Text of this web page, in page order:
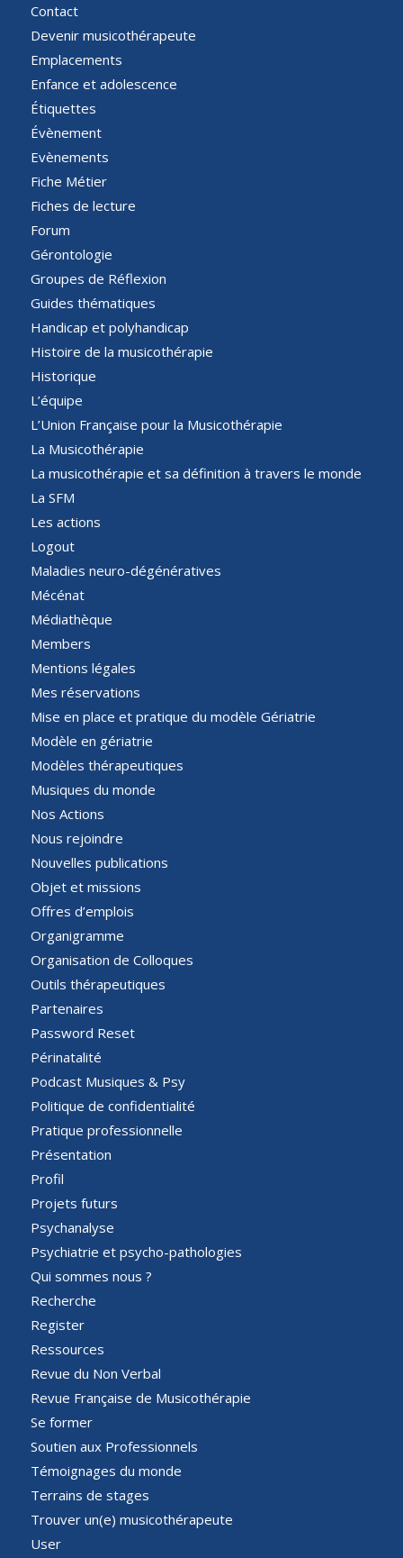
Contact
Devenir musicothérapeute
Emplacements
Enfance et adolescence
Étiquettes
Évènement
Evènements
Fiche Métier
Fiches de lecture
Forum
Gérontologie
Groupes de Réflexion
Guides thématiques
Handicap et polyhandicap
Histoire de la musicothérapie
Historique
L’équipe
L’Union Française pour la Musicothérapie
La Musicothérapie
La musicothérapie et sa définition à travers le monde
La SFM
Les actions
Logout
Maladies neuro-dégénératives
Mécénat
Médiathèque
Members
Mentions légales
Mes réservations
Mise en place et pratique du modèle Gériatrie
Modèle en gériatrie
Modèles thérapeutiques
Musiques du monde
Nos Actions
Nous rejoindre
Nouvelles publications
Objet et missions
Offres d’emplois
Organigramme
Organisation de Colloques
Outils thérapeutiques
Partenaires
Password Reset
Périnatalité
Podcast Musiques & Psy
Politique de confidentialité
Pratique professionnelle
Présentation
Profil
Projets futurs
Psychanalyse
Psychiatrie et psycho-pathologies
Qui sommes nous ?
Recherche
Register
Ressources
Revue du Non Verbal
Revue Française de Musicothérapie
Se former
Soutien aux Professionnels
Témoignages du monde
Terrains de stages
Trouver un(e) musicothérapeute
User